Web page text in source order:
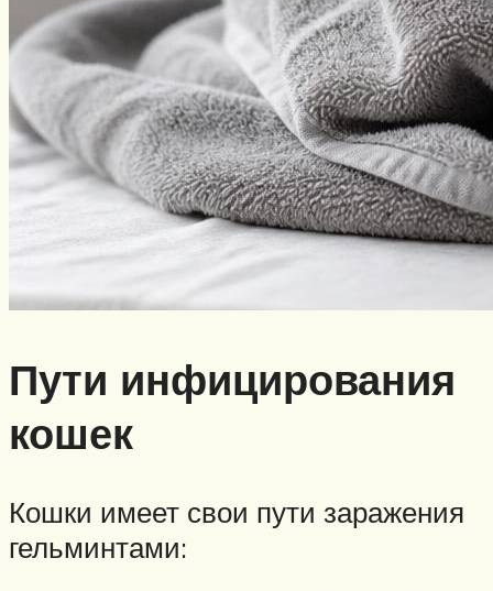
Пути инфицирования
кошек
Кошки имеет свои пути заражения
гельминтами: